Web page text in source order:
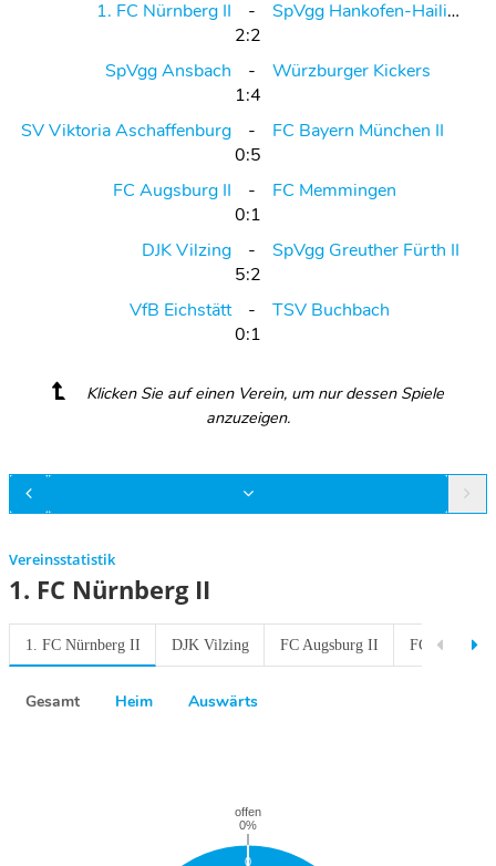
1. FC Nürnberg II
SpVgg Hankofen-Hailing
2:2
SpVgg Ansbach
Würzburger Kickers
1:4
SV Viktoria Aschaffenburg
FC Bayern München II
0:5
FC Augsburg II
FC Memmingen
0:1
DJK Vilzing
SpVgg Greuther Fürth II
5:2
VfB Eichstätt
TSV Buchbach
0:1
Klicken Sie auf einen Verein, um nur dessen Spiele
anzuzeigen.
Vereinsstatistik
1. FC Nürnberg II
1. FC Nürnberg II DJK Vilzing FC Augsburg II FC Bayern
Gesamt Heim Auswärts